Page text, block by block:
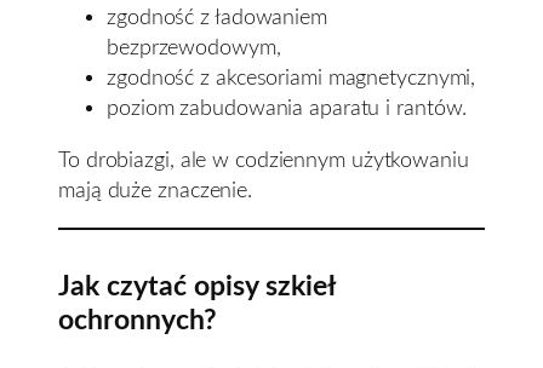
zgodność z ładowaniem
bezprzewodowym,
zgodność z akcesoriami magnetycznymi,
poziom zabudowania aparatu i rantów.
To drobiazgi, ale w codziennym użytkowaniu
mają duże znaczenie.
Jak czytać opisy szkieł
ochronnych?